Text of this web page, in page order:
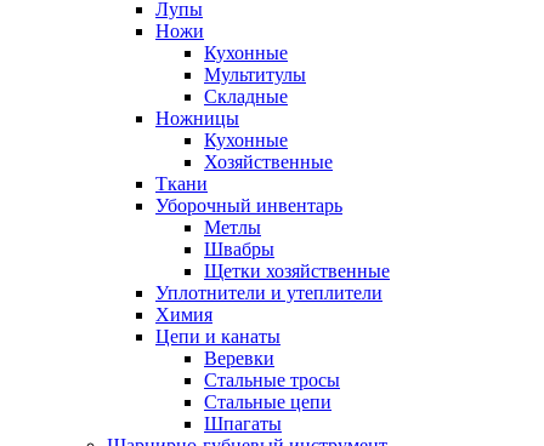
Лупы
Ножи
Кухонные
Мультитулы
Складные
Ножницы
Кухонные
Хозяйственные
Ткани
Уборочный инвентарь
Метлы
Швабры
Щетки хозяйственные
Уплотнители и утеплители
Химия
Цепи и канаты
Веревки
Стальные тросы
Стальные цепи
Шпагаты